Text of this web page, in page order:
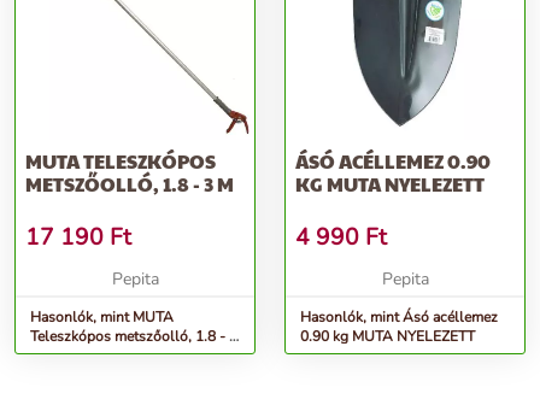
MUTA TELESZKÓPOS
METSZŐOLLÓ, 1.8 - 3 M
17 190 Ft
Pepita
Hasonlók, mint MUTA
Teleszkópos metszőolló, 1.8 - 3
m
ÁSÓ ACÉLLEMEZ 0.90
KG MUTA NYELEZETT
4 990 Ft
Pepita
Hasonlók, mint Ásó acéllemez
0.90 kg MUTA NYELEZETT